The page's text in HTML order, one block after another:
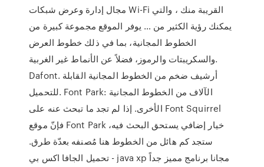
مجال إدارة وعرض شبكات Wi-Fi القريبة منك ، والتي
يمكنك رؤية الكثير من … يوفر الموقع مجموعة كبيرة من
الخطوط المجانية، بما في ذلك خطوط العرض
والسكريبتات والرموز، فضلاً عن الأنماط غير الغربية.
Dafont. أرشيف ضخم من الخطوط المجانية القابلة
للتحميل. Font Park: الآلاف من الخطوط المجانية
الأخرى. إذا لم تجد ما تبحث عنه على Font Squirrel
فإنّ موقع Font Park خيار إضافي يستحق البحث فيه،
ستجد كم هائل من الخطوط هنا مُصنفه بعدّة طرق.
تحميل الجافا اكس بي - java xp مجانا برنامج مميز جداً